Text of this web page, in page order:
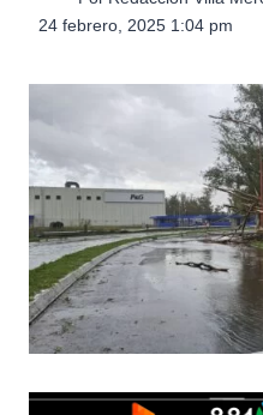
24 febrero, 2025 1:04 pm